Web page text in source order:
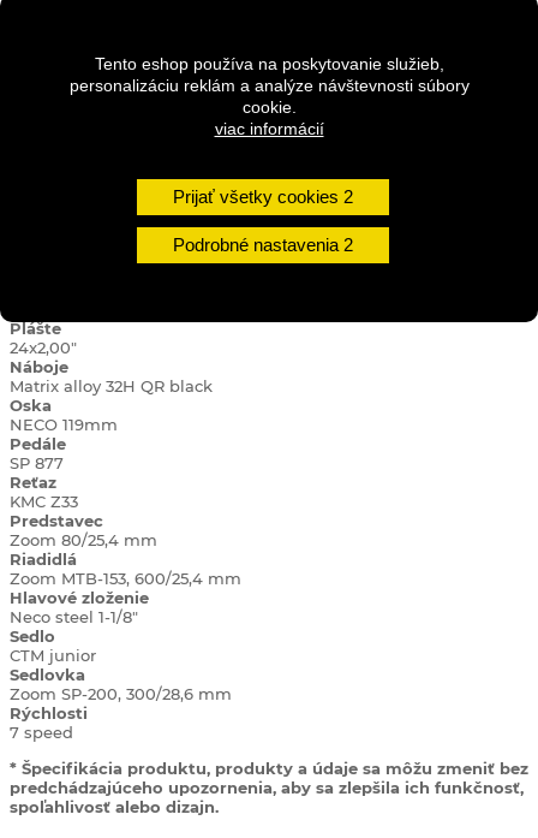
Tento eshop používa na poskytovanie služieb,
personalizáciu reklám a analýze návštevnosti súbory
cookie.
viac informácií
Prijať všetky cookies
Podrobné nastavenia
Suntour M3010, 24"
Radenie
Shimano MFTZ 500/7,14-34
Lasco, 34T, 150mm
Plášte
24x2,00"
Náboje
Matrix alloy 32H QR black
Oska
NECO 119mm
Pedále
SP 877
Reťaz
KMC Z33
Predstavec
Zoom 80/25,4 mm
Riadidlá
Zoom MTB-153, 600/25,4 mm
Hlavové zloženie
Neco steel 1-1/8"
Sedlo
CTM junior
Sedlovka
Zoom SP-200, 300/28,6 mm
Rýchlosti
7 speed
* Špecifikácia produktu, produkty a údaje sa môžu zmeniť bez
predchádzajúceho upozornenia, aby sa zlepšila ich funkčnosť,
spoľahlivosť alebo dizajn.